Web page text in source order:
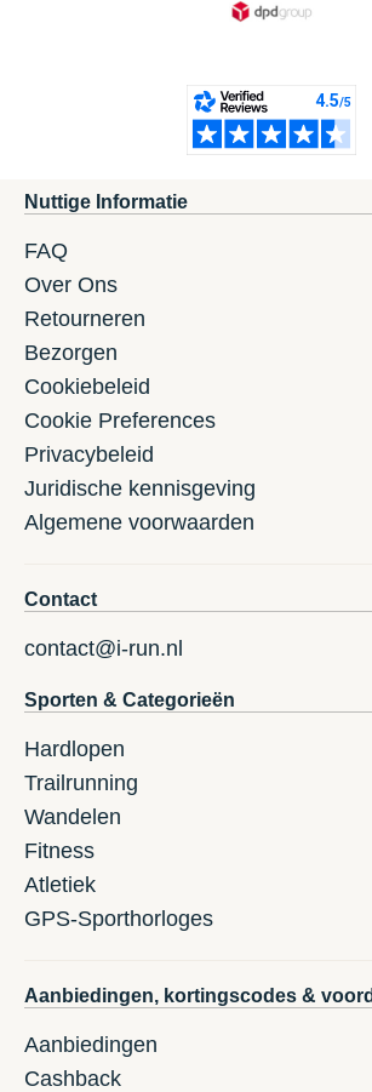
Nuttige Informatie
FAQ
Over Ons
Retourneren
Bezorgen
Cookiebeleid
Cookie Preferences
Privacybeleid
Juridische kennisgeving
Algemene voorwaarden
Contact
contact@i-run.nl
Sporten & Categorieën
Hardlopen
Trailrunning
Wandelen
Fitness
Atletiek
GPS-Sporthorloges
Aanbiedingen, kortingscodes &
Aanbiedingen
Cashback